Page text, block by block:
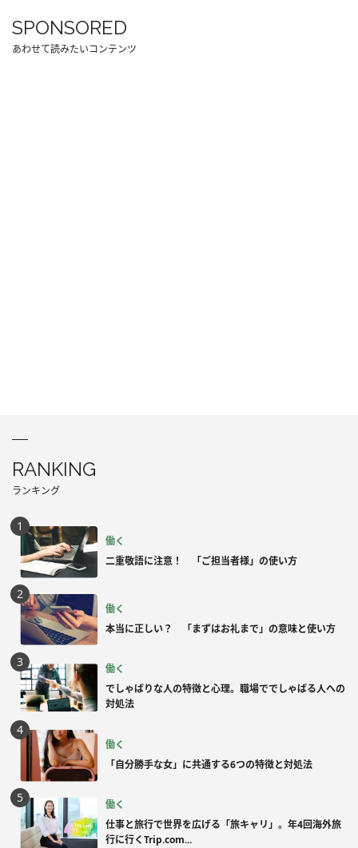
SPONSORED
あわせて読みたいコンテンツ
RANKING
ランキング
働く
二重敬語に注意！ 「ご担当者様」の使い方
働く
本当に正しい？ 「まずはお礼まで」の意味と使い方
働く
でしゃばりな人の特徴と心理。職場ででしゃばる人への
対処法
働く
「自分勝手な女」に共通する6つの特徴と対処法
働く
仕事と旅行で世界を広げる「旅キャリ」。年4回海外旅
行に行くTrip.com...